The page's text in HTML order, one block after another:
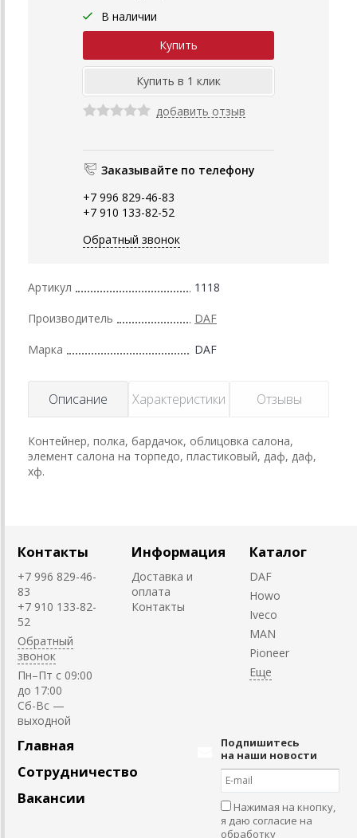
В наличии
добавить отзыв
Заказывайте по телефону
+7 996 829-46-83
+7 910 133-82-52
Обратный звонок
Артикул 1118
Производитель DAF
Марка DAF
Описание Характеристики Отзывы
Контейнер, полка, бардачок, облицовка салона,
элемент салона на торпедо, пластиковый, даф, даф,
хф.
Контакты
+7 996 829-46-
83
+7 910 133-82-
52
Обратный
звонок
Пн–Пт с 09:00
до 17:00
Cб-Вс —
выходной
Информация
Доставка и
оплата
Контакты
Каталог
DAF
Howo
Iveco
MAN
Pioneer
Главная
Сотрудничество
Вакансии
Подпишитесь
на наши новости
Нажимая на кнопку,
я даю согласие на
обработку